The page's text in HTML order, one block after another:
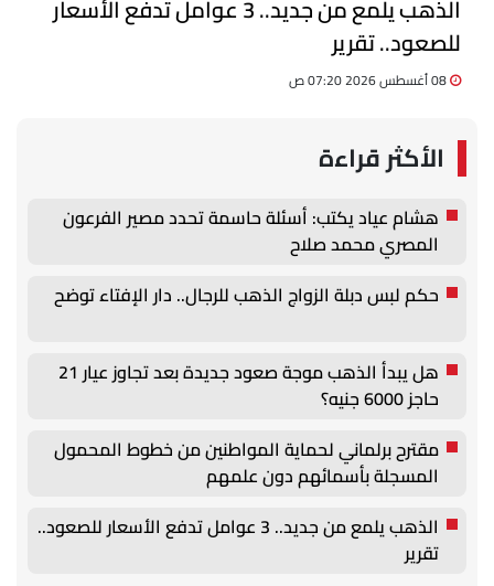
الذهب يلمع من جديد.. 3 عوامل تدفع الأسعار
للصعود.. تقرير
الأكثر قراءة
هشام عياد يكتب: أسئلة حاسمة تحدد مصير الفرعون
المصري محمد صلاح
حكم لبس دبلة الزواج الذهب للرجال.. دار الإفتاء توضح
هل يبدأ الذهب موجة صعود جديدة بعد تجاوز عيار 21
حاجز 6000 جنيه؟
مقترح برلماني لحماية المواطنين من خطوط المحمول
المسجلة بأسمائهم دون علمهم
الذهب يلمع من جديد.. 3 عوامل تدفع الأسعار للصعود..
تقرير